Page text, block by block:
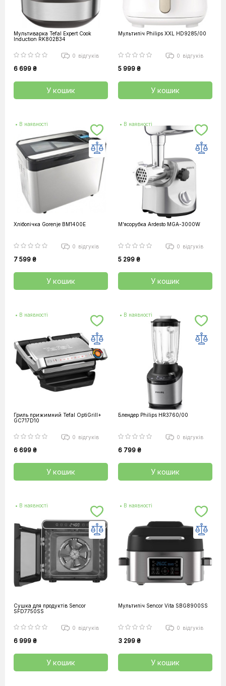
Мультиварка Tefal Expert Cook
Induction RK802B34
0 відгуків
6 699 ₴
У кошик
Мультипіч Philips XXL HD9285/00
0 відгуків
5 999 ₴
У кошик
• В наявності
Хлібопічка Gorenje BM1400E
0 відгуків
7 599 ₴
У кошик
• В наявності
М'ясорубка Ardesto MGA-3000W
0 відгуків
5 299 ₴
У кошик
• В наявності
Гриль прижимний Tefal OptiGrill+
GC717D10
0 відгуків
6 699 ₴
У кошик
• В наявності
Блендер Philips HR3760/00
0 відгуків
6 799 ₴
У кошик
• В наявності
Сушка для продуктів Sencor
SFD7750SS
0 відгуків
6 999 ₴
У кошик
• В наявності
Мультипіч Sencor Vita SBG8900SS
0 відгуків
3 299 ₴
У кошик